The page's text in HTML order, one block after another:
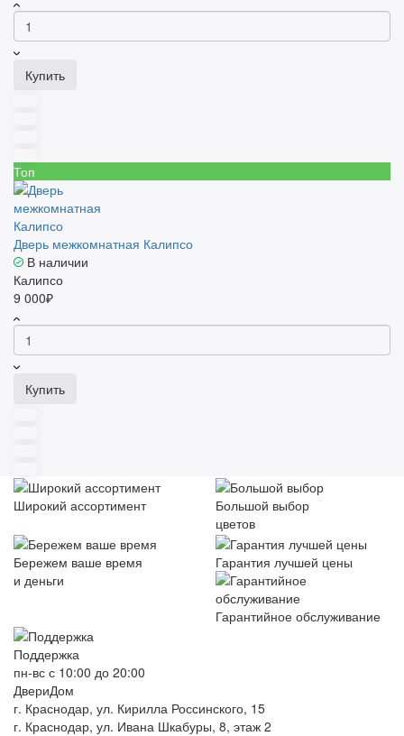
Купить
Топ
Дверь межкомнатная Калипсо
В наличии
Калипсо
9 000₽
Купить
Широкий ассортимент
Большой выбор
цветов
Бережем ваше время
и деньги
Гарантия лучшей цены
Гарантийное обслуживание
Поддержка
пн-вс с 10:00 до 20:00
ДвериДом
г. Краснодар, ул. Кирилла Россинского, 15
г. Краснодар, ул. Ивана Шкабуры, 8, этаж 2